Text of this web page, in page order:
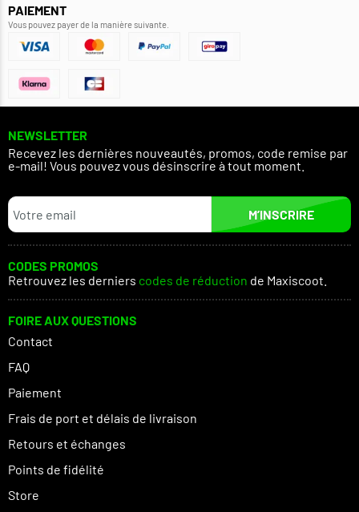
PAIEMENT
Vous pouvez payer de la manière suivante.
NEWSLETTER
Recevez les dernières nouveautés, promos, code remise par
e-mail! Vous pouvez vous désinscrire à tout moment.
M’INSCRIRE
CODES PROMOS
Retrouvez les derniers codes de réduction de Maxiscoot.
FOIRE AUX QUESTIONS
Contact
FAQ
Paiement
Frais de port et délais de livraison
Retours et échanges
Points de fidélité
Store